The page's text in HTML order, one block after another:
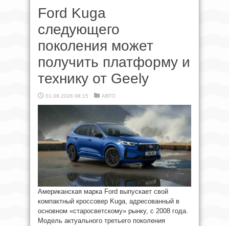
Ford Kuga
следующего
поколения может
получить платформу и
технику от Geely
01.08.2026 08:15 АВТО
Американская марка Ford выпускает свой
компактный кроссовер Kuga, адресованный в
основном «старосветскому» рынку, с 2008 года.
Модель актуального третьего поколения